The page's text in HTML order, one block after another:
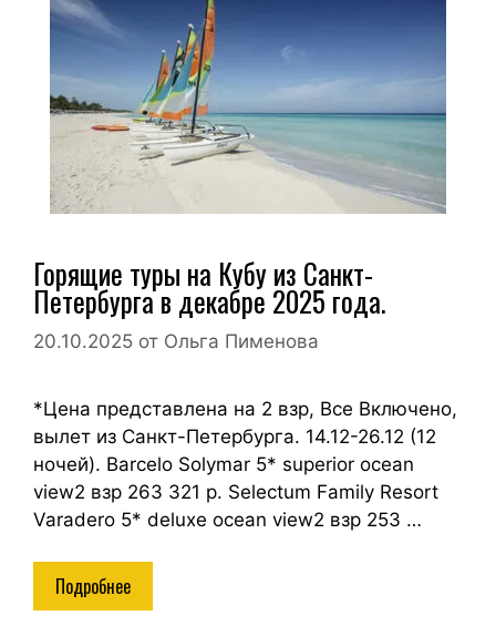
Горящие туры на Кубу из Санкт-
Петербурга в декабре 2025 года.
20.10.2025 от Ольга Пименова
*Цена представлена на 2 взр, Все Включено,
вылет из Санкт-Петербурга. 14.12-26.12 (12
ночей). Barcelo Solymar 5* superior ocean
view2 взр 263 321 р. Selectum Family Resort
Varadero 5* deluxe ocean view2 взр 253 …
Подробнее